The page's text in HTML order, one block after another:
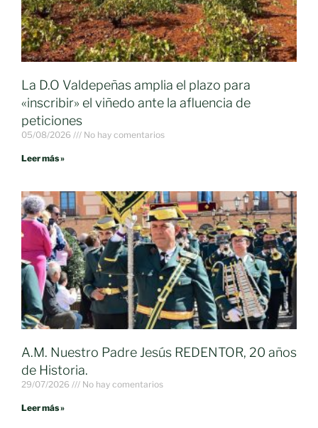
La D.O Valdepeñas amplia el plazo para
«inscribir» el viñedo ante la afluencia de
peticiones
05/08/2026 No hay comentarios
Leer más »
A.M. Nuestro Padre Jesús REDENTOR, 20 años
de Historia.
29/07/2026 No hay comentarios
Leer más »